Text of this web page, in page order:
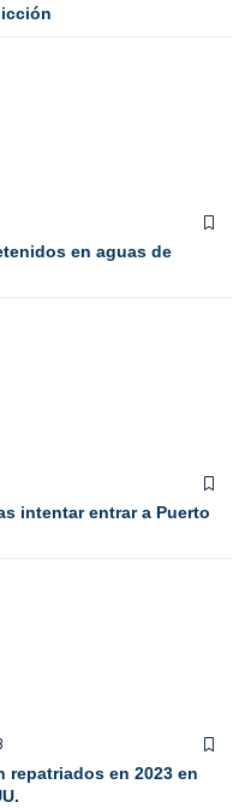
en aguas de
intentar entrar a Puerto
repatriados en 2023 en